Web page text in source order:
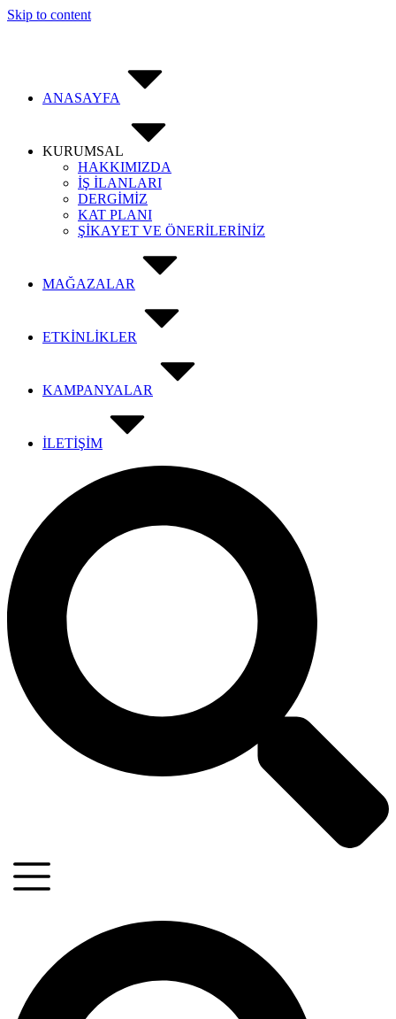
Skip to content
ANASAYFA
KURUMSAL
HAKKIMIZDA
İŞ İLANLARI
DERGİMİZ
KAT PLANI
ŞİKAYET VE ÖNERİLERİNİZ
MAĞAZALAR
ETKİNLİKLER
KAMPANYALAR
İLETİŞİM